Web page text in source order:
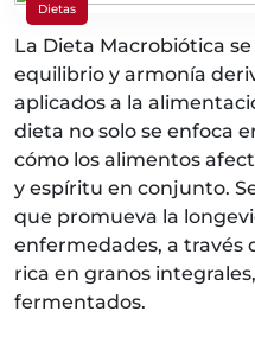
Dietas
La Dieta Macrobiótica
equilibrio y armonía
aplicados a la
dieta no solo se enfoca
cómo los alimentos
y espíritu en conjunto.
que promueva la
enfermedades, a través
rica en granos
fermentados.